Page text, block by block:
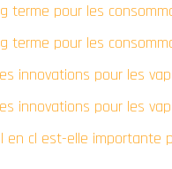
terme pour les
terme pour les
innovations pour les
innovations pour les
en cl est-elle importante